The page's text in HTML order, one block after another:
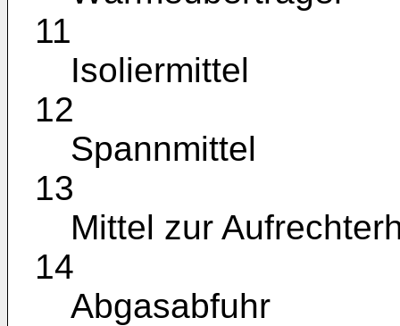
11
Isoliermittel
12
Spannmittel
13
Mittel zur
14
Abgasabfuhr